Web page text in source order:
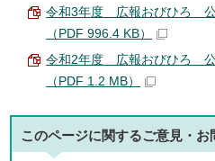
令和3年度 広報おびひろ 公
（PDF 996.4 KB）
令和2年度 広報おびひろ 公
（PDF 1.2 MB）
このページに関するご意見・お